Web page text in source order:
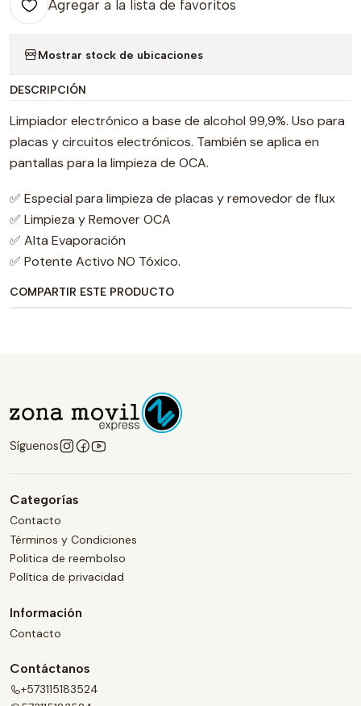
Agregar a la lista de favoritos
Mostrar stock de ubicaciones
DESCRIPCIÓN
Limpiador electrónico a base de alcohol 99,9%. Uso para
placas y circuitos electrónicos. También se aplica en
pantallas para la limpieza de OCA.
✅ Especial para limpieza de placas y removedor de flux
✅ Limpieza y Remover OCA
✅ Alta Evaporación
✅ Potente Activo NO Tóxico.
COMPARTIR ESTE PRODUCTO
Síguenos
Categorías
Contacto
Términos y Condiciones
Politica de reembolso
Política de privacidad
Información
Contacto
Contáctanos
+573115183524